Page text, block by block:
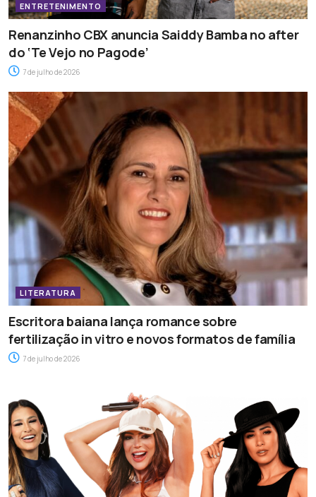
ENTRETENIMENTO
Renanzinho CBX anuncia Saiddy Bamba no after
do ‘Te Vejo no Pagode’
7 de julho de 2026
LITERATURA
Escritora baiana lança romance sobre
fertilização in vitro e novos formatos de família
7 de julho de 2026